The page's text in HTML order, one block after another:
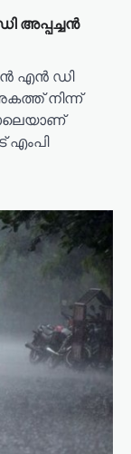
അപ്പച്ചൻ
എന്‍ ഡി
നിന്ന്
എംപി